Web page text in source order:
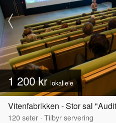
1 200 kr lokalleie
Vitenfabrikken - Stor sal
120seter · Tilbyr servering